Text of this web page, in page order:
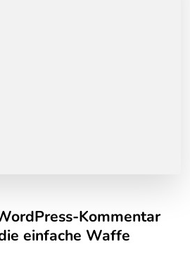
Kommentar
einfache Waffe